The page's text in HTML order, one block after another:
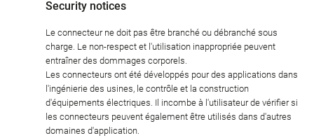
Security notices
Le connecteur ne doit pas être branché ou débranché sous
charge. Le non-respect et l'utilisation inappropriée peuvent
entraîner des dommages corporels.
Les connecteurs ont été développés pour des applications dans
l'ingénierie des usines, le contrôle et la construction
d'équipements électriques. Il incombe à l'utilisateur de vérifier si
les connecteurs peuvent également être utilisés dans d'autres
domaines d'application.